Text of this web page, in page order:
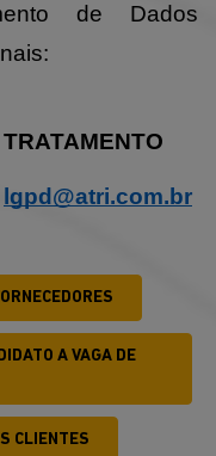
de Dados
lgpd@atri.com.br
A VAGA DE
CLIENTES